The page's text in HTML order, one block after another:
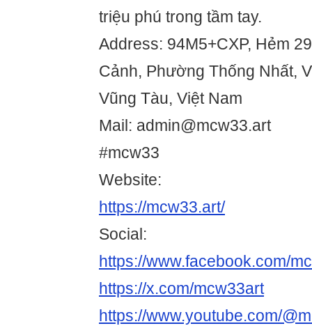
triệu phú trong tầm tay.
Address: 94M5+CXP, Hẻm
Cảnh, Phường Thống Nhất,
Vũng Tàu, Việt Nam
Mail: admin@mcw33.art
#mcw33
Website:
https://mcw33.art/
Social:
https://www.facebook.com/
https://x.com/mcw33art
https://www.youtube.com/